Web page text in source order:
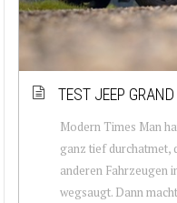
TEST JEEP
Modern Times Man
ganz tief durchatmet,
anderen Fahrzeugen
wegsaugt. Dann